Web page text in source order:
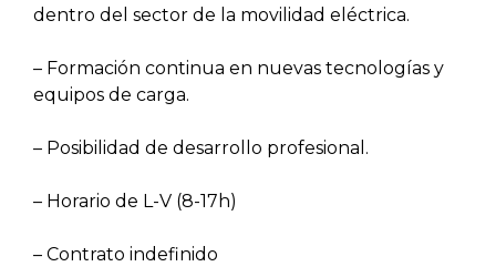
dentro del sector de la movilidad eléctrica.
– Formación continua en nuevas tecnologías y
equipos de carga.
– Posibilidad de desarrollo profesional.
– Horario de L-V (8-17h)
– Contrato indefinido